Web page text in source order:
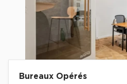
Bureaux Opérés